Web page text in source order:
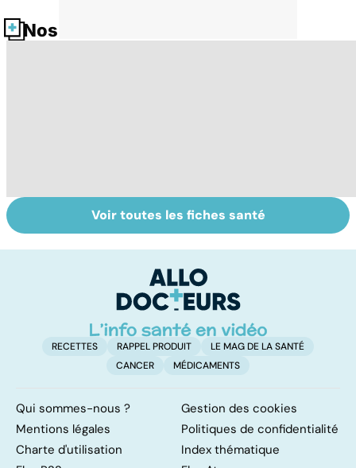
Nos fiches santé
Tout savoir sur le
cancer de la
Mélanome : le
plus redouté des
peau
Voir toutes les fiches santé
RECETTES RAPPEL PRODUIT
LE MAG DE LA SANTÉ
CANCER
MÉDICAMENTS
Qui sommes-nous ?
Gestion des cookies
Mentions légales
Politiques de confidentialité
Charte d'utilisation
Index thématique